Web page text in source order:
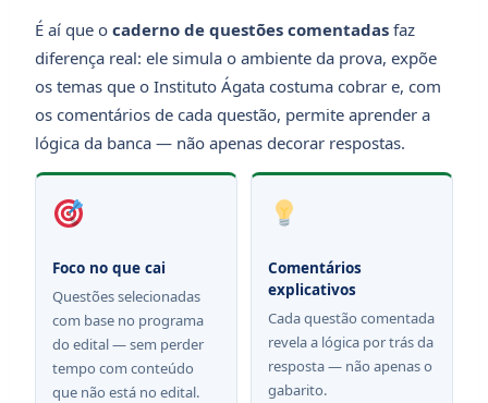
É aí que o caderno de questões comentadas faz
diferença real: ele simula o ambiente da prova, expõe
os temas que o Instituto Ágata costuma cobrar e, com
os comentários de cada questão, permite aprender a
lógica da banca — não apenas decorar respostas.
Foco no que cai
Questões selecionadas
com base no programa
do edital — sem perder
tempo com conteúdo
que não está no edital.
Comentários
explicativos
Cada questão comentada
revela a lógica por trás da
resposta — não apenas o
gabarito.